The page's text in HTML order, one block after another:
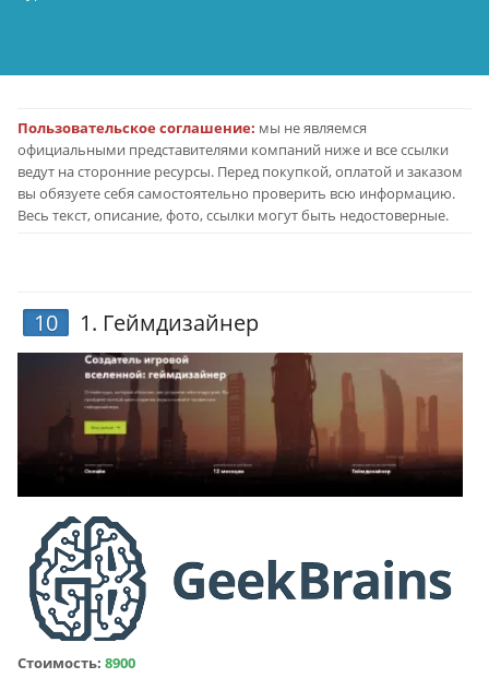
Пользовательское соглашение: мы не являемся
официальными представителями компаний ниже и все ссылки
ведут на сторонние ресурсы. Перед покупкой, оплатой и заказом
вы обязуете себя самостоятельно проверить всю информацию.
Весь текст, описание, фото, ссылки могут быть недостоверные.
10 1. Геймдизайнер
Стоимость: 8900